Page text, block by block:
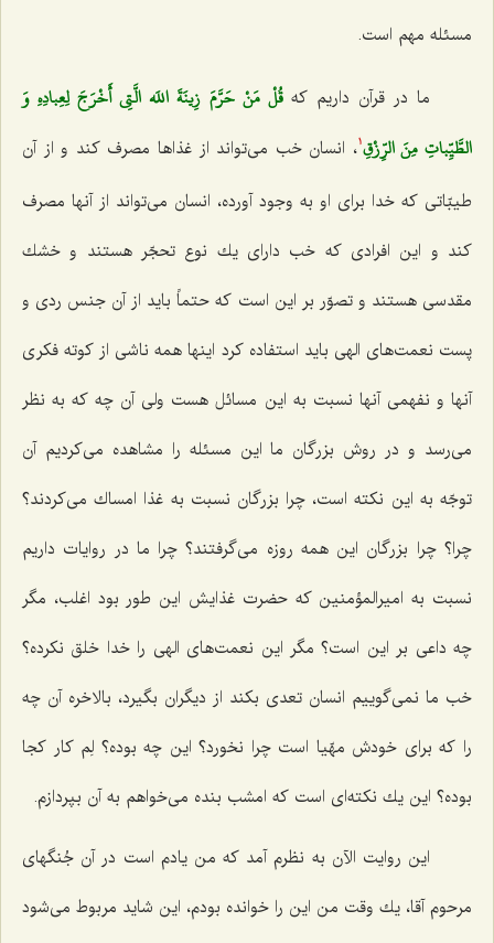
مسئله مهم است.
ما در قرآن داریم كه‌ قُلْ مَنْ حَرَّمَ زِينَةَ اللَه الَّتِي أَخْرَجَ لِعِبادِهِ وَ
الطَّيِّباتِ مِنَ الرِّزْقِ‌1، انسان خب می‌تواند از غذاها مصرف كند و از آن
طیبّاتی كه خدا برای او به وجود آورده، انسان می‌تواند از آنها مصرف
كند و این افرادی كه خب دارای یك نوع تحجّر هستند و خشك
مقدسی هستند و تصوّر بر این است كه حتماً باید از آن جنس ردی و
پست نعمت‌های الهی باید استفاده كرد اینها همه ناشی از كوته فكری
آنها و نفهمی آنها نسبت به این مسائل هست ولی آن چه كه به نظر
می‌رسد و در روش بزرگان ما این مسئله را مشاهده می‌كردیم آن
توجّه به این نكته است، چرا بزرگان نسبت به غذا امساك می‌كردند؟
چرا؟ چرا بزرگان این همه روزه می‌گرفتند؟ چرا ما در روایات داریم
نسبت به امیرالمؤمنین كه حضرت غذایش این طور بود اغلب، مگر
چه داعی بر این است؟ مگر این نعمت‌های الهی را خدا خلق نكرده؟
خب ما نمی‌گوییم انسان تعدی بكند از دیگران بگیرد، بالاخره آن چه
را كه برای خودش مهّیا است چرا نخورد؟ این چه بوده؟ لِم كار كجا
بوده؟ این یك نكته‌ای است كه امشب بنده می‌خواهم به آن بپردازم.
این روایت الآن به نظرم آمد كه من یادم است در آن جُنگهای
مرحوم آقا، یك وقت من این را خوانده بودم، این شاید مربوط می‌شود